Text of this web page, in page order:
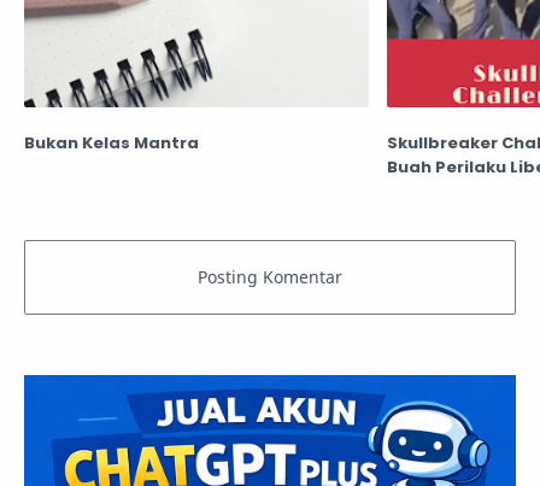
Bukan Kelas Mantra
Skullbreaker
Buah Perilaku